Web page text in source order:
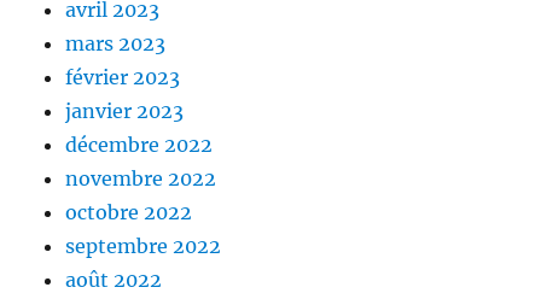
avril 2023
mars 2023
février 2023
janvier 2023
décembre 2022
novembre 2022
octobre 2022
septembre 2022
août 2022